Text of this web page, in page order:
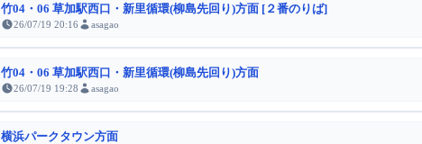
竹04・06 草加駅西口・新里循環(柳島先回り)方面 [２番のりば]
26/07/19 20:16 asagao
竹04・06 草加駅西口・新里循環(柳島先回り)方面
26/07/19 19:28 asagao
横浜パークタウン方面